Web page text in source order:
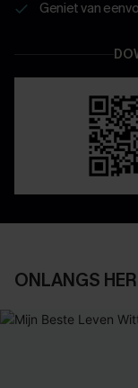
Geniet van
ONLANGS